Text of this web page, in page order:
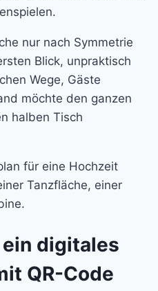
nur nach Symmetrie
Blick, unpraktisch
Wege, Gäste
möchte den ganzen
halben Tisch
digitales
QR-Code